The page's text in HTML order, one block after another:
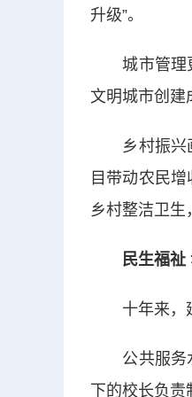
升级”。
城市管理更
文明城市创建
乡村振兴画
目带动农民
乡村整洁卫生
民生福祉
十年来，延
公共服务水
下的校长负